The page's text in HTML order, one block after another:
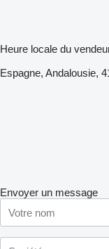
Heure locale du
Espagne, Andalousie,
Envoyer un message